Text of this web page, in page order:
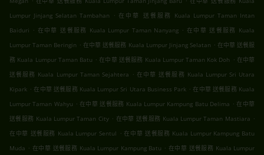
Lumpur Jinjang Selatan Tambahan
. 在中華 送餐服務 Kuala Lumpur Taman Intan
Baiduri . 在中華 送餐服務 Kuala Lumpur Taman Nanyang . 在中華 送餐服務 Kuala
Lumpur Taman Beringin . 在中華 送餐服務 Kuala Lumpur Jinjang Selatan . 在中華 送餐服
務 Kuala Lumpur Taman Batu . 在中華 送餐服務 Kuala Lumpur Taman Kok Doh . 在中華
送餐服務 Kuala Lumpur Taman Sejahtera . 在中華 送餐服務 Kuala Lumpur Sri Utara
Kipark . 在中華 送餐服務 Kuala Lumpur Sri Utara Business Park . 在中華 送餐服務 Kuala
Lumpur Taman Wahyu . 在中華 送餐服務 Kuala Lumpur Kampung Batu Delima . 在中華
送餐服務 Kuala Lumpur Taman City . 在中華 送餐服務 Kuala Lumpur Taman Mastiara .
在中華 送餐服務 Kuala Lumpur Sentul . 在中華 送餐服務 Kuala Lumpur Kampung Batu
Muda . 在中華 送餐服務 Kuala Lumpur Kampung Batu . 在中華 送餐服務 Kuala Lumpur